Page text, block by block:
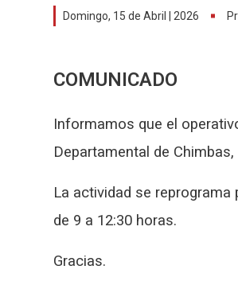
Domingo, 15 de Abril | 2026
COMUNICADO
Informamos que el
Departamental de
La actividad se
de 9 a 12:30 horas.
Gracias.